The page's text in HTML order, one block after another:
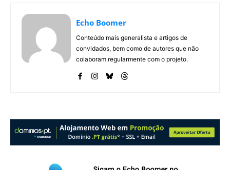
Echo Boomer
Conteúdo mais generalista e artigos de
convidados, bem como de autores que não
colaboram regularmente com o projeto.